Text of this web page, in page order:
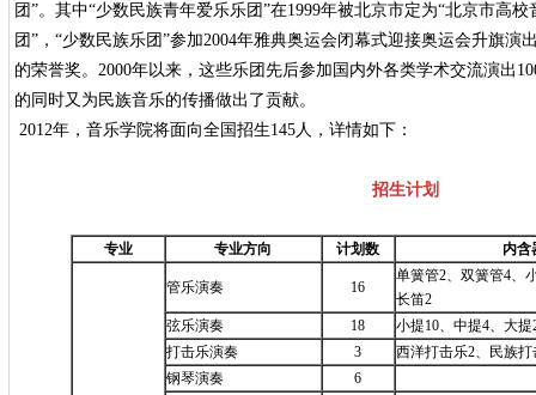
团”。其中“少数民族青年爱乐乐团”在1999年被北京市定为“北京市高
团”，“少数民族乐团”参加2004年雅典奥运会闭幕式迎接奥运会升旗演
的荣誉奖。2000年以来，这些乐团先后参加国内外各类学术交流演出
的同时又为民族音乐的传播做出了贡献。
2012年，音乐学院将面向全国招生145人，详情如下：
招生计划
专业 专业方向 计划数 内含
管乐演奏 16
单簧管2、双簧管4、
长笛2
弦乐演奏
18
小提10、中提4、大
打击乐演奏
3
西洋打击乐2、民族打
钢琴演奏
6